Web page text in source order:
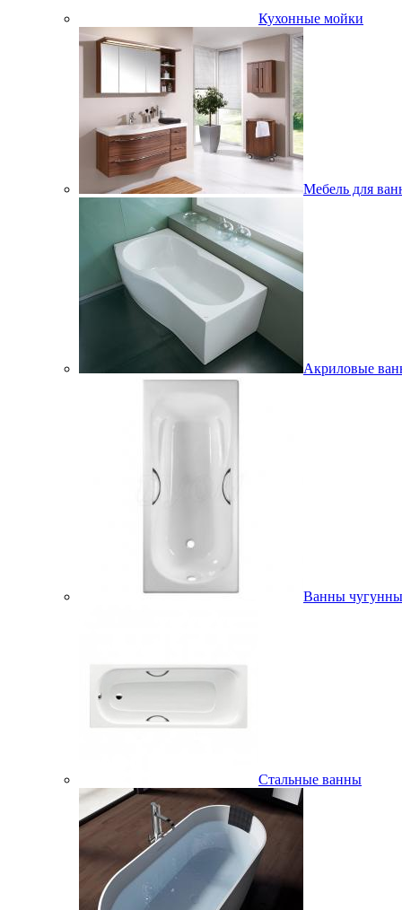
Кухонные мойки
Мебель для
Акриловые
Ванны
Стальные ванны